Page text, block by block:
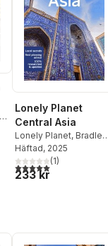
Lonely Planet
Central Asia
Lonely Planet, Bradley
Mayhew,Mark Elliott
Anna Kaminski
Stephen Lioy
Häftad, 2025
5,0utav 5 stjärnor.
(1)
233 kr